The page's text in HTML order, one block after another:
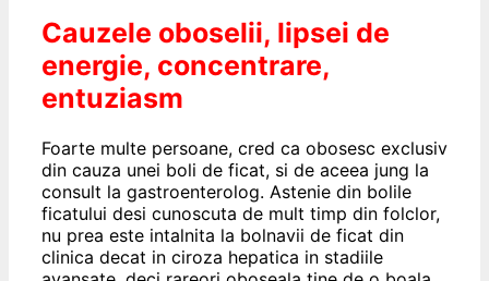
Cauzele oboselii, lipsei de
energie, concentrare,
entuziasm
Foarte multe persoane, cred ca obosesc exclusiv
din cauza unei boli de ficat, si de aceea jung la
consult la gastroenterolog. Astenie din bolile
ficatului desi cunoscuta de mult timp din folclor,
nu prea este intalnita la bolnavii de ficat din
clinica decat in ciroza hepatica in stadiile